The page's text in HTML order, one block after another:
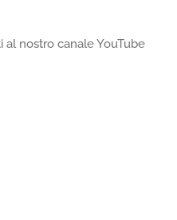
nostro canale YouTube